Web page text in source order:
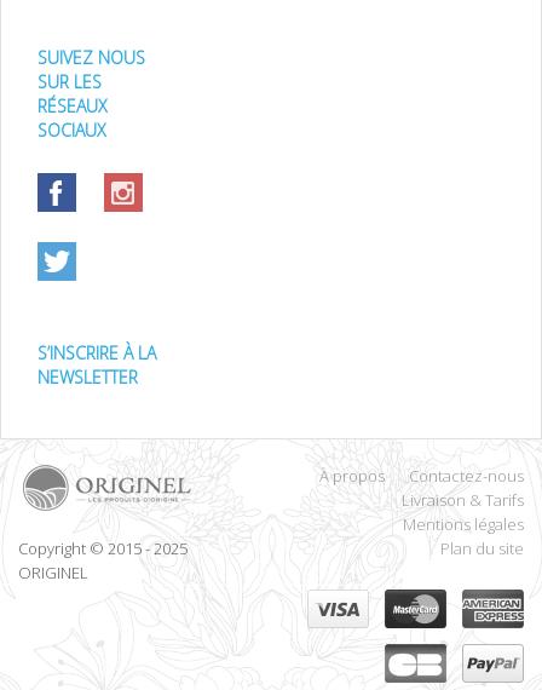
SUIVEZ NOUS
SUR LES
RÉSEAUX
SOCIAUX
S’INSCRIRE À LA
NEWSLETTER
Copyright © 2015 - 2025
ORIGINEL
À propos
Contactez-nous
Livraison & Tarifs
Mentions légales
Plan du site